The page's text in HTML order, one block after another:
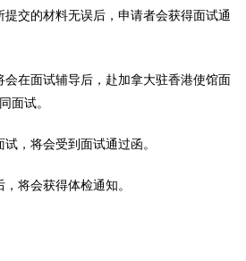
交的材料无误后，申请者会获得面试通
在面试辅导后，赴加拿大驻香港使馆面
面试。
，将会受到面试通过函。
将会获得体检通知。